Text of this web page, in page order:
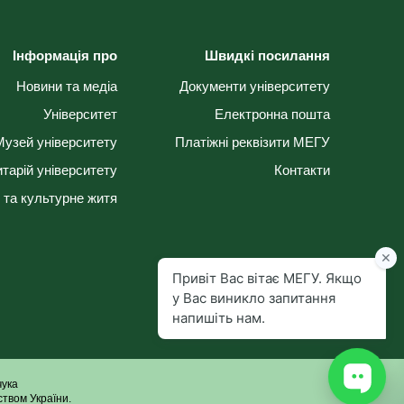
Інформація про
Новини та медіа
Університет
університету
університету
культурне житя
Швидкі посилання
Документи університету
Електронна пошта
Платіжні реквізити МЕГУ
Контакти
України.